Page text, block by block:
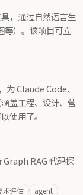
，通过自然语言生
等）。该项目可立
Claude Code、
盖工程、设计、营
使用了。
RAG 代码探
术评估
agent